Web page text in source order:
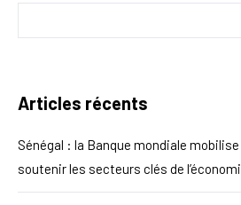
Articles récents
Sénégal : la Banque mondiale
soutenir les secteurs clés de